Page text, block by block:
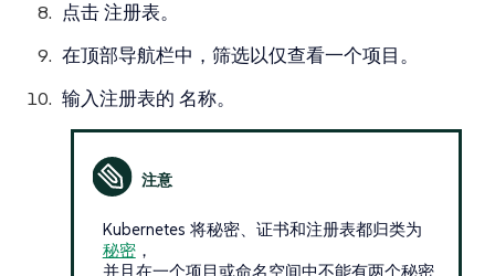
点击注册表。
在顶部导航栏中，筛选以仅查看一个项目。
输入注册表的 名称。
Kubernetes 将秘密、证书和注册表都归类为
秘密，
并且在一个项目或命名空间中不能有两个秘密